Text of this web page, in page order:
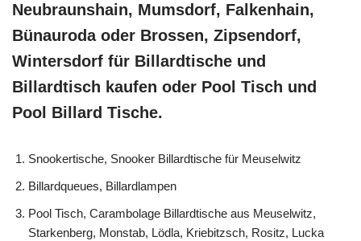
Neubraunshain, Mumsdorf, Falkenhain,
Bünauroda oder Brossen, Zipsendorf,
Wintersdorf für Billardtische und
Billardtisch kaufen oder Pool Tisch und
Pool Billard Tische.
Snookertische, Snooker Billardtische für Meuselwitz
Billardqueues, Billardlampen
Pool Tisch, Carambolage Billardtische aus Meuselwitz,
Starkenberg, Monstab, Lödla, Kriebitzsch, Rositz, Lucka